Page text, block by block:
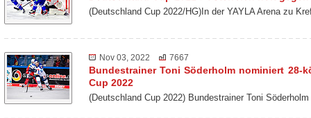
(Deutschland Cup 2022/HG)In der YAYLA Arena zu
Nov 03, 2022 7667
Bundestrainer Toni Söderholm nominiert
Cup 2022
(Deutschland Cup 2022) Bundestrainer Toni